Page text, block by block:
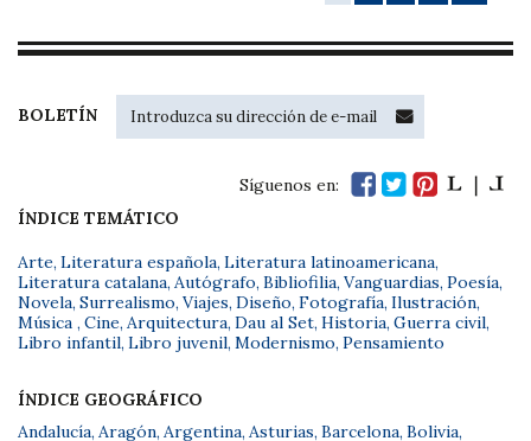
BOLETÍN
Síguenos en:
ÍNDICE TEMÁTICO
Arte, Literatura española, Literatura latinoamericana,
Literatura catalana, Autógrafo, Bibliofilia, Vanguardias, Poesía,
Novela, Surrealismo, Viajes, Diseño, Fotografía, Ilustración,
Música , Cine, Arquitectura, Dau al Set, Historia, Guerra civil,
Libro infantil, Libro juvenil, Modernismo, Pensamiento
ÍNDICE GEOGRÁFICO
Andalucía, Aragón, Argentina, Asturias, Barcelona, Bolivia,